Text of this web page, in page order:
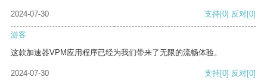
2024-07-30 支持[0] 反对[0]
游客
这款加速器VPM应用程序已经为我们带来了无限的流畅体验。
2024-07-30 支持[0] 反对[0]